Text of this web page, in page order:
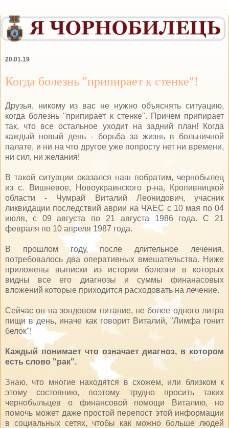
20.01.19
Когда болезнь "припирает к стенке"!
Друзья, никому из вас не нужно объяснять ситуацию,
когда болезнь "припирает к стенке". Причем припирает
так, что все остальное уходит на задний план! Когда
каждый новый день - борьба за жизнь в больничной
палате, и ни на что другое уже попросту нет ни времени,
ни сил, ни желания!
В такой ситуации оказался наш побратим, чернобылец
из с. Вишневое, Новоукраинского р-на, Кропивницкой
области - Чумрай Виталий Леонидович, учасник
ликвидации последствий аврии на ЧАЕС с 10 мая по 04
июля, с 09 августа по 21 августа 1986 года. С 21
февраля по 10 апреля 1987 года.
В прошлом году, после длительное лечения,
потребовалось два оперативных вмешательства. Ниже
приложены выписки из истории болезни в которых
видны все его диагнозы и суммы финанасовых
вложений которые приходится расходовать на лечение.
Сейчас он на зондовом питание, не более одного литра
пищи в день, иначе как говорит Виталий, "Лимфа гонит
белок"!
Каждый понимает что означает диагноз, в котором
есть слово "рак".
Знаю, что многие находятся в схожем, или близком к
этому состоянию, поэтому трудно просить таких
чернобыльцев о финансовой помощи Виталию, но
помочь может даже простой перепост этой информации
в социальных сетях, чтобы как можно больше людей